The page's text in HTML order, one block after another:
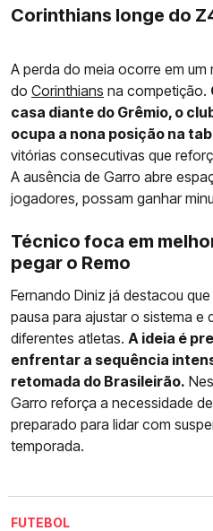
Corinthians longe do
A perda do meia ocorre em
do Corinthians na competição.
casa diante do Grêmio, o
ocupa a nona posição na
vitórias consecutivas que
A ausência de Garro abre
jogadores, possam ganhar
Técnico foca em
pegar o Remo
Fernando Diniz já destacou
pausa para ajustar o sistema e
diferentes atletas. A ideia é
enfrentar a sequência
retomada do Brasileirão.
Garro reforça a necessidade
preparado para lidar com
temporada.
FUTEBOL